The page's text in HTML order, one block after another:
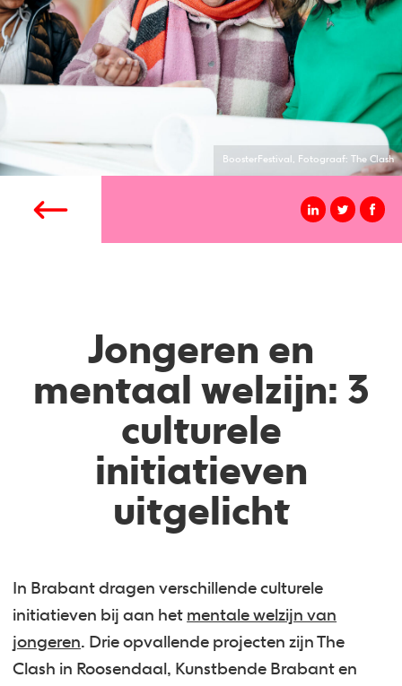
BoosterFestival, Fotograaf: The Clash
Jongeren en
mentaal welzijn: 3
culturele
initiatieven
uitgelicht
In Brabant dragen verschillende culturele
initiatieven bij aan het mentale welzijn van
jongeren. Drie opvallende projecten zijn The
Clash in Roosendaal, Kunstbende Brabant en